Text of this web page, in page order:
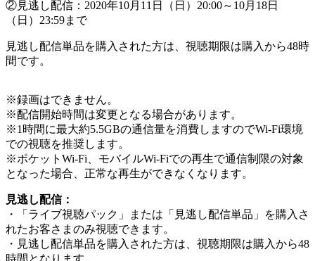
②見逃し配信：2020年10月11日（日）20:00～10月18日
（日）23:59まで
見逃し配信単品を購入された方は、視聴期限は購入から48時
間です。
※録画はできません。
※配信開始時間は変更となる場合があります。
※1時間に最大約5.5GBの通信量を消費しますのでWi-Fi環境
での視聴を推奨します。
※ポケットWi-Fi、モバイルWi-Fiでの再生で通信制限の対象
となった場合、正常な再生ができなくなります。
見逃し配信：
・「ライブ視聴パック」または「見逃し配信単品」を購入さ
れたお客さまのみ視聴できます。
・見逃し配信単品を購入された方は、視聴期限は購入から48